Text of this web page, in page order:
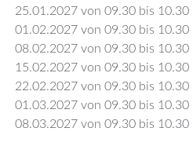
25.01.2027 von 09.30 bis 10.30
01.02.2027 von 09.30 bis 10.30
08.02.2027 von 09.30 bis 10.30
15.02.2027 von 09.30 bis 10.30
22.02.2027 von 09.30 bis 10.30
01.03.2027 von 09.30 bis 10.30
08.03.2027 von 09.30 bis 10.30